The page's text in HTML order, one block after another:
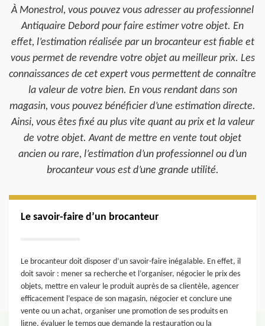
À Monestrol, vous pouvez vous adresser au professionnel
Antiquaire Debord pour faire estimer votre objet. En
effet, l’estimation réalisée par un brocanteur est fiable et
vous permet de revendre votre objet au meilleur prix. Les
connaissances de cet expert vous permettent de connaître
la valeur de votre bien. En vous rendant dans son
magasin, vous pouvez bénéficier d’une estimation directe.
Ainsi, vous êtes fixé au plus vite quant au prix et la valeur
de votre objet. Avant de mettre en vente tout objet
ancien ou rare, l’estimation d’un professionnel ou d’un
brocanteur vous est d’une grande utilité.
Le savoir-faire d’un brocanteur
Le brocanteur doit disposer d’un savoir-faire inégalable. En effet, il
doit savoir : mener sa recherche et l’organiser, négocier le prix des
objets, mettre en valeur le produit auprès de sa clientèle, agencer
efficacement l’espace de son magasin, négocier et conclure une
vente ou un achat, organiser une promotion de ses produits en
ligne, évaluer le temps que demande la restauration ou la